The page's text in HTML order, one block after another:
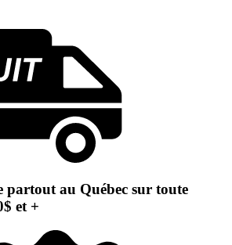
au Québec sur toute
et +